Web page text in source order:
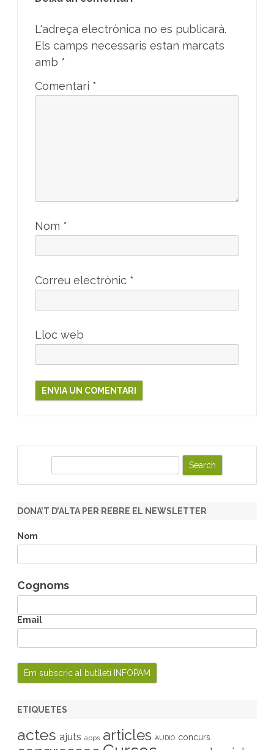
L'adreça electrònica no es publicarà.
Els camps necessaris estan marcats
amb *
Comentari *
Nom *
Correu electrònic *
Lloc web
r
h
DONA’T D’ALTA PER REBRE EL NEWSLETTER
Nom
Cognoms
Email
ETIQUETES
actes ajuts apps articles AUDIO concurs